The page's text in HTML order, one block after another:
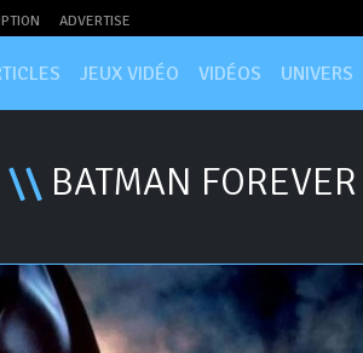
ADVERTISE
JEUX VIDÉO VIDÉOS UNIVERS
\\ BATMAN FOREVER